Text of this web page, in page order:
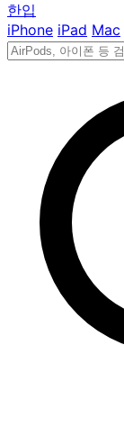
한입
iPhone iPad Mac